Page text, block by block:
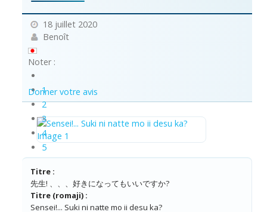
18 juillet 2020
Benoît
Noter :
1
2
3
4
5
Donner votre avis
Titre :
先生! 、、、好きになってもいいですか?
Titre (romaji) :
Sensei!... Suki ni natte mo ii desu ka?